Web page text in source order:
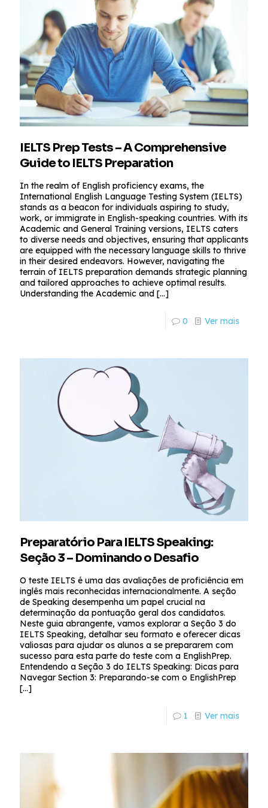
IELTS Prep Tests – A Comprehensive
Guide to IELTS Preparation
In the realm of English proficiency exams, the
International English Language Testing System (IELTS)
stands as a beacon for individuals aspiring to study,
work, or immigrate in English-speaking countries. With its
Academic and General Training versions, IELTS caters
to diverse needs and objectives, ensuring that applicants
are equipped with the necessary language skills to thrive
in their desired endeavors. However, navigating the
terrain of IELTS preparation demands strategic planning
and tailored approaches to achieve optimal results.
Understanding the Academic and […]
0 Ver mais
Preparatório Para IELTS Speaking:
Seção 3 – Dominando o Desafio
O teste IELTS é uma das avaliações de proficiência em
inglês mais reconhecidas internacionalmente. A seção
de Speaking desempenha um papel crucial na
determinação da pontuação geral dos candidatos.
Neste guia abrangente, vamos explorar a Seção 3 do
IELTS Speaking, detalhar seu formato e oferecer dicas
valiosas para ajudar os alunos a se prepararem com
sucesso para esta parte do teste com a EnglishPrep.
Entendendo a Seção 3 do IELTS Speaking: Dicas para
Navegar Section 3: Preparando-se com o EnglishPrep
[…]
1 Ver mais